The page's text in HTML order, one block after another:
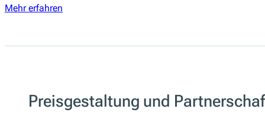
Mehr erfahren
Preisgestaltung und